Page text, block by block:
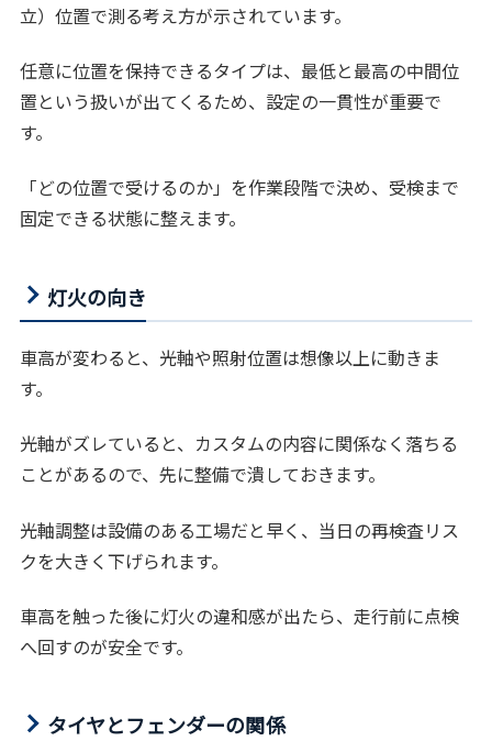
立）位置で測る考え方が示されています。
任意に位置を保持できるタイプは、最低と最高の中間位
置という扱いが出てくるため、設定の一貫性が重要で
す。
「どの位置で受けるのか」を作業段階で決め、受検まで
固定できる状態に整えます。
灯火の向き
車高が変わると、光軸や照射位置は想像以上に動きま
す。
光軸がズレていると、カスタムの内容に関係なく落ちる
ことがあるので、先に整備で潰しておきます。
光軸調整は設備のある工場だと早く、当日の再検査リス
クを大きく下げられます。
車高を触った後に灯火の違和感が出たら、走行前に点検
へ回すのが安全です。
タイヤとフェンダーの関係